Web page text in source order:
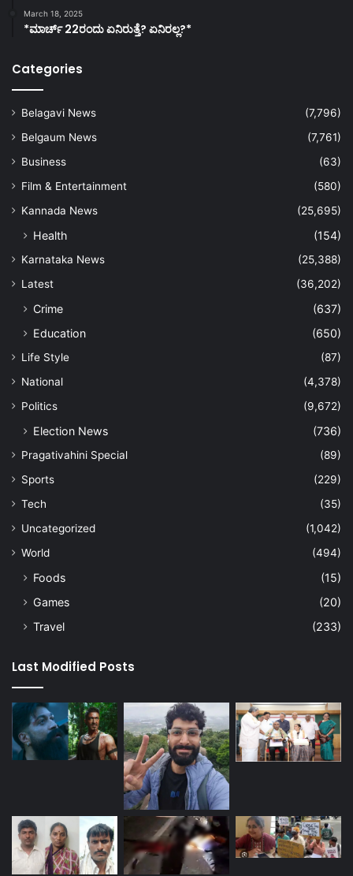
March 18, 2025
*ಮಾರ್ಚ್ 22ರಂದು ಏನಿರುತ್ತೆ? ಏನಿರಲ್ಲ?*
Categories
Belagavi News
(7,796)
Belgaum News
(7,761)
Business
(63)
Film & Entertainment
(580)
Kannada News
(25,695)
Health (154)
Karnataka News
(25,388)
Latest
(36,202)
Crime
(637)
Education
(650)
Life Style
(87)
National
(4,378)
Politics
(9,672)
Election News (736)
Pragativahini Special
(89)
Sports
(229)
Tech
(35)
Uncategorized
(1,042)
World
(494)
Foods
(15)
Games
(20)
Travel
(233)
Last Modified Posts